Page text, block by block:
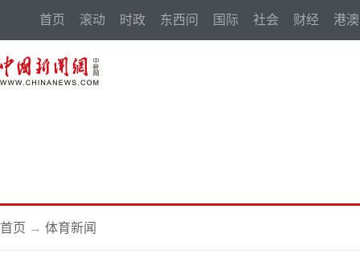
首页 滚动 时政 东西问 国际 社会 财经 港澳
首页 → 体育新闻